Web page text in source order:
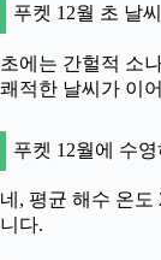
푸켓 12월 초 날
초에는 간헐적 소
쾌적한 날씨가 이
푸켓 12월에 수
네, 평균 해수 온
니다.